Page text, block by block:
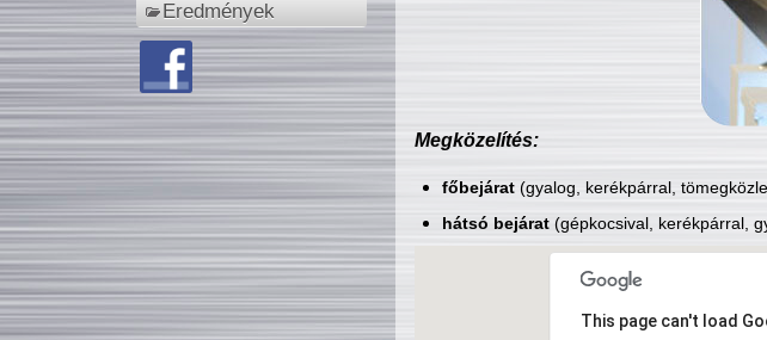
Eredmények
Megközelítés:
főbejárat(gyalog, kerékpárral,
hátsó bejárat(gépkocsival, kerékpárral,
This page can't load